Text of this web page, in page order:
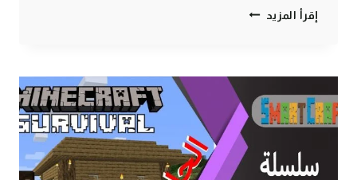
إقرأ المزيد الحلقة
القرويين
واحضار
حصان
وحمار
ولاما
–